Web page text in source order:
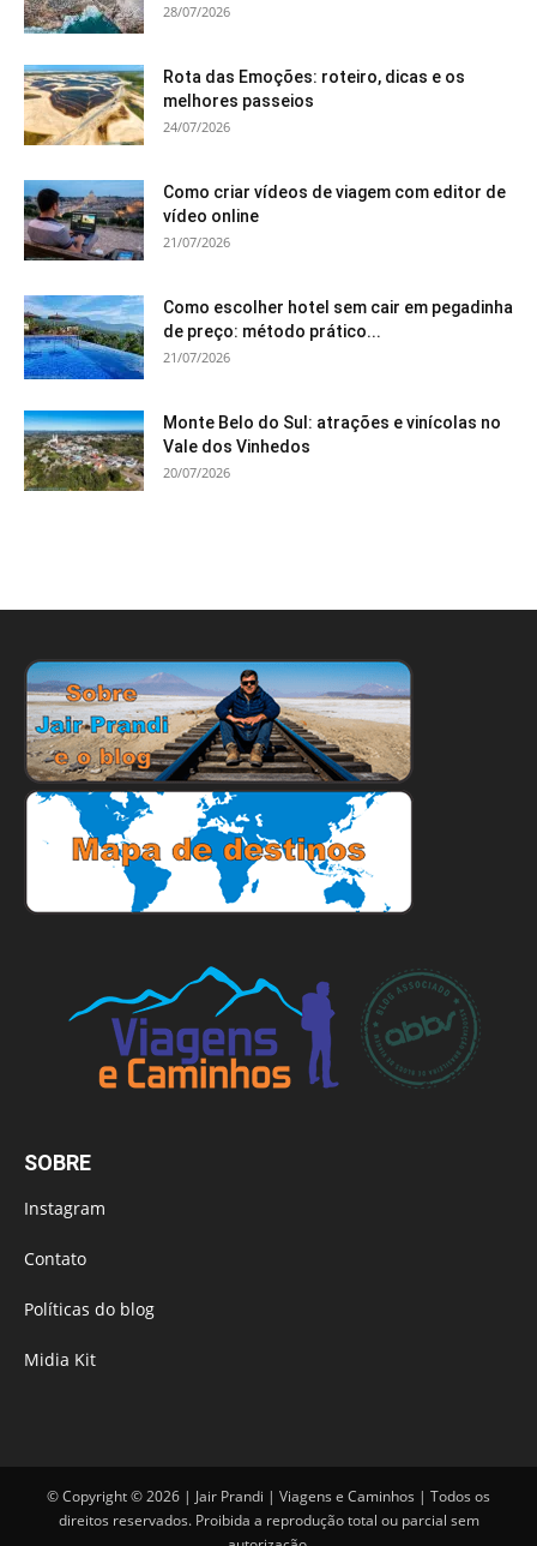
28/07/2026
Rota das Emoções: roteiro, dicas e os
melhores passeios
24/07/2026
Como criar vídeos de viagem com editor de
vídeo online
21/07/2026
Como escolher hotel sem cair em pegadinha
de preço: método prático...
21/07/2026
Monte Belo do Sul: atrações e vinícolas no
Vale dos Vinhedos
20/07/2026
SOBRE
Instagram
Contato
Políticas do blog
Midia Kit
© Copyright © 2026 | Jair Prandi | Viagens e Caminhos | Todos os
direitos reservados. Proibida a reprodução total ou parcial sem